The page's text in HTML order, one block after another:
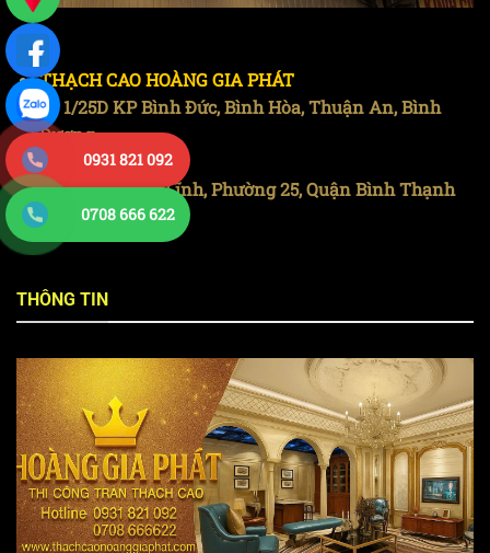
THẠCH CAO HOÀNG GIA PHÁT
🏠 1/25D KP Bình Đức, Bình Hòa, Thuận An, Bình
Dương
📞 0708.666622
🏠 168 Đinh Bộ Lĩnh, Phường 25, Quận Bình Thạnh
📞 0931.821.092
THÔNG TIN
0931 821 092
0708 666 622